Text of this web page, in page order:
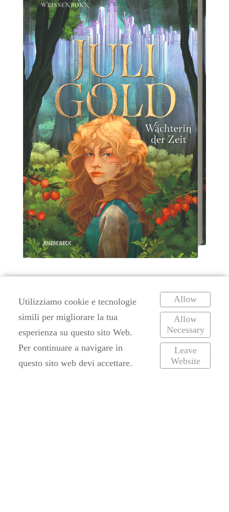
Utilizziamo cookie e tecnologie
simili per migliorare la tua
esperienza su questo sito Web.
Per continuare a navigare in
questo sito web devi accettare.
Allow
Allow
Necessary
Leave
Website